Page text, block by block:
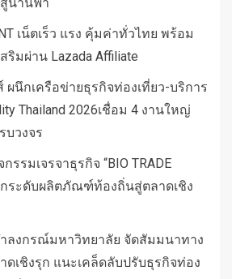
เน็ตเร็ว แรง คุ้มค่าทั่วไทย พร้อม
ริมผ่าน Lazada Affiliate
ผนึกเครือข่ายธุรกิจท่องเที่ยว-บริการ
Thailand 2026เชื่อม 4 งานใหญ่
บวงจร
รรมเจรจาธุรกิจ “BIO TRADE
กระดับผลิตภัณฑ์ท้องถิ่นสู่ตลาดเชิง
ลงกรณ์มหาวิทยาลัย จัดสัมมนาทาง
ดเชิงรุก แนะเคล็ดลับปรับธุรกิจท่อง